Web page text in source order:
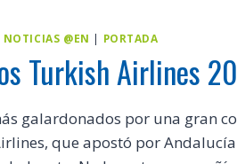
NOTICIAS @EN | PORTADA
Turkish Airlines
galardonados por una gran
que apostó por